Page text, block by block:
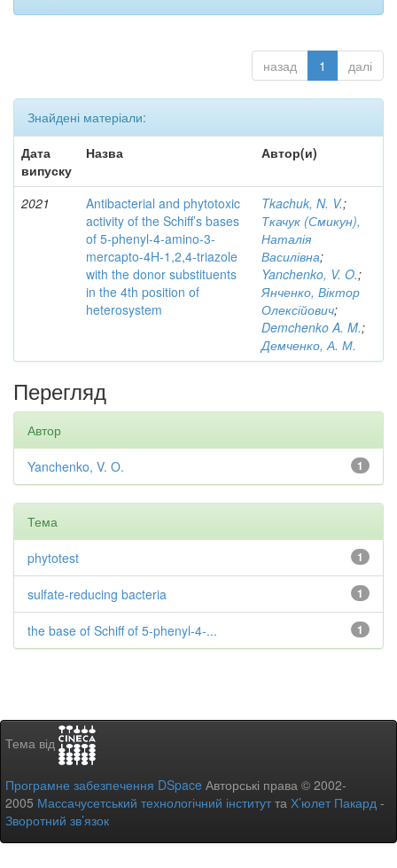
назад 1 далі
Знайдені матеріали:
Дата
випуску
Назва Автор(и)
2021
Antibacterial and phytotoxic
activity of the Schiff’s bases
of 5-phenyl-4-amino-3-
mercapto-4H-1,2,4-triazole
with the donor substituents
in the 4th position of
heterosystem
Tkachuk, N. V.;
Ткачук (Смикун),
Наталія
Василівна;
Yanchenko, V. O.;
Янченко, Віктор
Олексійович;
Demchenko A. M.;
Демченко, А. М.
Перегляд
Автор
1
Yanchenko, V. O.
Тема
1
phytotest
1
sulfate-reducing bacteria
1
the base of Schiff of 5-phenyl-4-...
Тема від
Програмне забезпечення DSpace Авторські права © 2002-
2005 Массачусетський технологічний інститутта Х’юлет Пакард -
Зворотний зв’язок